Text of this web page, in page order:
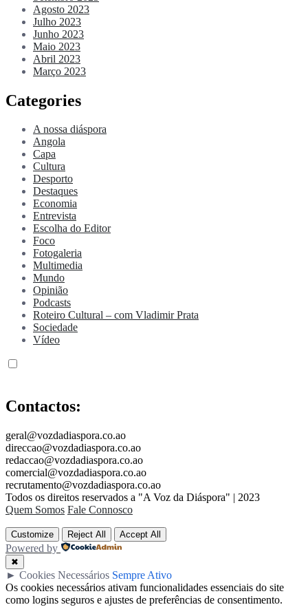
Agosto 2023
Julho 2023
Junho 2023
Maio 2023
Abril 2023
Março 2023
Categories
A nossa diáspora
Angola
Capa
Cultura
Desporto
Destaques
Economia
Entrevista
Escolha do Editor
Foco
Fotogaleria
Multimedia
Mundo
Opinião
Podcasts
Roteiro Cultural – com Vladimir Prata
Sociedade
Vídeo
Contactos:
geral@vozdadiaspora.co.ao
direccao@vozdadiaspora.co.ao
redaccao@vozdadiaspora.co.ao
comercial@vozdadiaspora.co.ao
recrutamento@vozdadiaspora.co.ao
Todos os direitos reservados a "A Voz da Diáspora" | 2023
Quem Somos Fale Connosco
Customize Reject All Accept All
Powered by
✖
► Cookies Necessários Sempre Ativo
Os cookies necessários ativam funcionalidades essenciais do site
como logins seguros e ajustes de preferências de consentimento.